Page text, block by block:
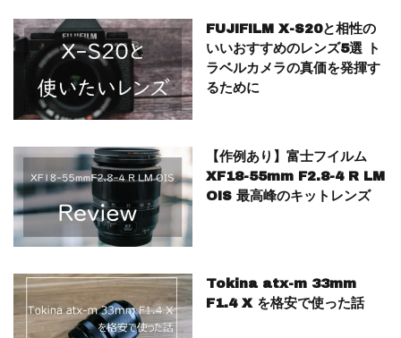
FUJIFILM X-S20と相性の
いいおすすめのレンズ5選 ト
ラベルカメラの真価を発揮す
るために
【作例あり】富士フイルム
XF18-55mm F2.8-4 R LM
OIS 最高峰のキットレンズ
Tokina atx-m 33mm
F1.4 X を格安で使った話